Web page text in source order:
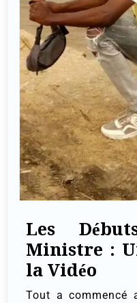
Les
Ministre :
la Vidéo
Tout a commencé